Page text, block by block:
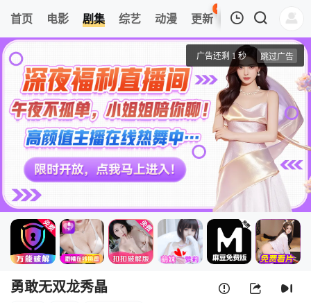
首页 电影 剧集 综艺 动漫 更新
41
热榜 APP
第01集
勇敢无双龙秀晶
清空
勇敢无双龙秀晶